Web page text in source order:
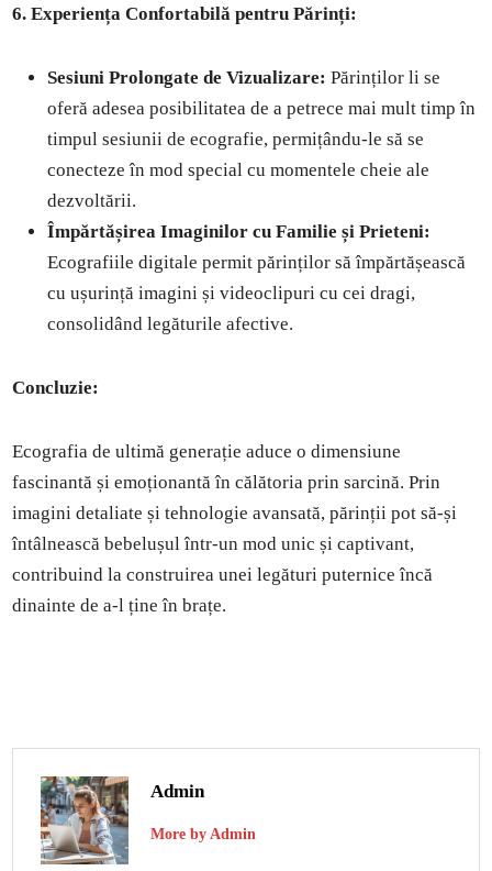
6. Experiența Confortabilă pentru Părinți:
Sesiuni Prolongate de Vizualizare: Părinților li se
oferă adesea posibilitatea de a petrece mai mult timp în
timpul sesiunii de ecografie, permițându-le să se
conecteze în mod special cu momentele cheie ale
dezvoltării.
Împărtășirea Imaginilor cu Familie și Prieteni:
Ecografiile digitale permit părinților să împărtășească
cu ușurință imagini și videoclipuri cu cei dragi,
consolidând legăturile afective.
Concluzie:
Ecografia de ultimă generație aduce o dimensiune
fascinantă și emoționantă în călătoria prin sarcină. Prin
imagini detaliate și tehnologie avansată, părinții pot să-și
întâlnească bebelușul într-un mod unic și captivant,
contribuind la construirea unei legături puternice încă
dinainte de a-l ține în brațe.
Admin
More by Admin